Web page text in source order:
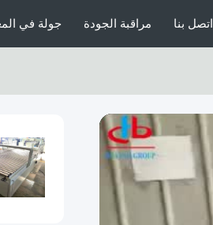
جولة في مراقبة الجودة اتصل بنا